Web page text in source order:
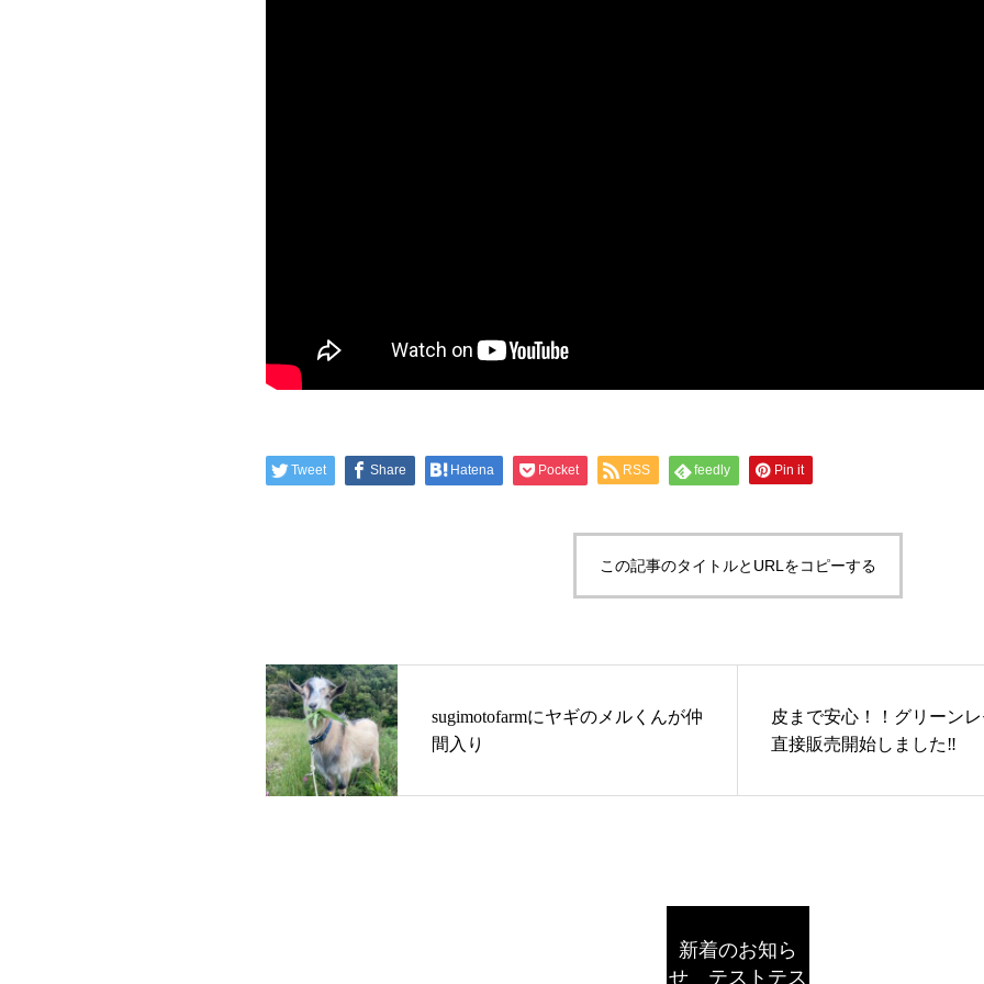
Tweet Share Hatena Pocket RSS feedly Pin it
この記事のタイトルとURLをコピーする
sugimotofarmにヤギのメルくんが仲
間入り
皮まで安心！！グリーン
直接販売開始しました‼
新着のお知ら
せ テストテス